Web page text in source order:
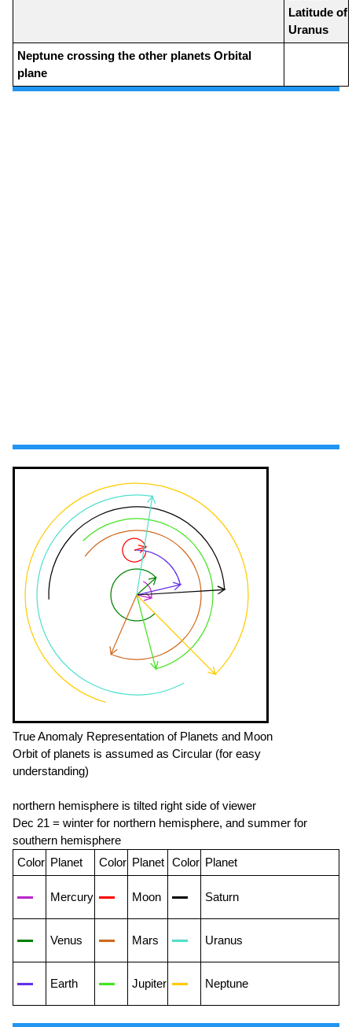
Latitude of
Uranus
Neptune crossing the other planets Orbital
plane
True Anomaly Representation of Planets and Moon
Orbit of planets is assumed as Circular (for easy
understanding)
northern hemisphere is tilted right side of viewer
Dec 21 = winter for northern hemisphere, and summer for
southern hemisphere
Color Planet Color Planet Color Planet
Mercury Moon Saturn
Venus Mars Uranus
Earth Jupiter Neptune